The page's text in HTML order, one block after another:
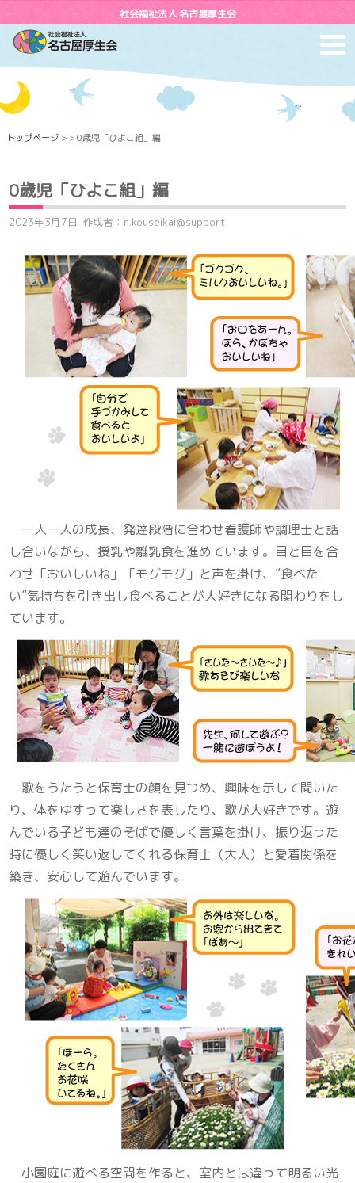
社会福祉法人 名古屋厚生会
トップページ > > 0歳児「ひよこ組」編
0歳児「ひよこ組」編
2023年3月7日 作成者：n.kouseikai@support
一人一人の成長、発達段階に合わせ看護師や調理士と話
し合いながら、授乳や離乳食を進めています。目と目を合
わせ「おいしいね」「モグモグ」と声を掛け、”食べた
い”気持ちを引き出し食べることが大好きになる関わりをし
ています。
歌をうたうと保育士の顔を見つめ、興味を示して聞いた
り、体をゆすって楽しさを表したり、歌が大好きです。遊
んでいる子ども達のそばで優しく言葉を掛け、振り返った
時に優しく笑い返してくれる保育士（大人）と愛着関係を
築き、安心して遊んでいます。
小園庭に遊べる空間を作ると、室内とは違って明るい光